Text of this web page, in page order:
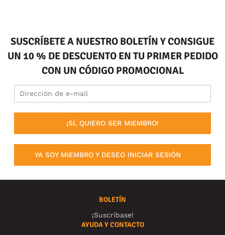
SUSCRÍBETE A NUESTRO BOLETÍN Y CONSIGUE
UN 10 % DE DESCUENTO EN TU PRIMER PEDIDO
CON UN CÓDIGO PROMOCIONAL
¡SÍ, QUIERO SER MIEMBRO!
YA SOY MIEMBRO Y DESEO INICIAR SESIÓN
BOLETÍN
¡Suscríbase!
AYUDA Y CONTACTO